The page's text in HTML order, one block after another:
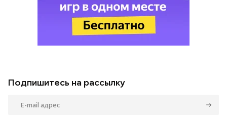
Подпишитесь на рассылку